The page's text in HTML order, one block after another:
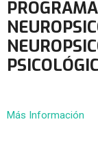
Más Información